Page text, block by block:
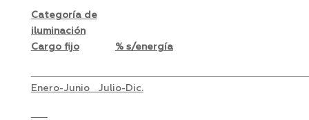
Categoría de
iluminación
Cargo fijo
% s/energía
Enero-Junio Julio-Dic.